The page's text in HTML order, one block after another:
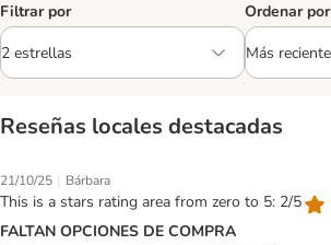
Filtrar por Ordenar por
Reseñas locales destacadas
21/10/25 | Bárbara
This is a stars rating area from zero to 5: 2/5
FALTAN OPCIONES DE COMPRA